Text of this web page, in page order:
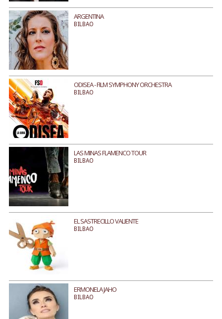
ARGENTINA
BILBAO
ODISEA - FILM SYMPHONY ORCHESTRA
BILBAO
LAS MINAS FLAMENCO TOUR
BILBAO
EL SASTRECILLO VALIENTE
BILBAO
ERMONELA JAHO
BILBAO